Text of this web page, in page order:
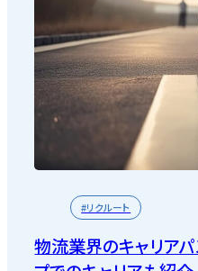
#リクルート
物流業界のキャリア